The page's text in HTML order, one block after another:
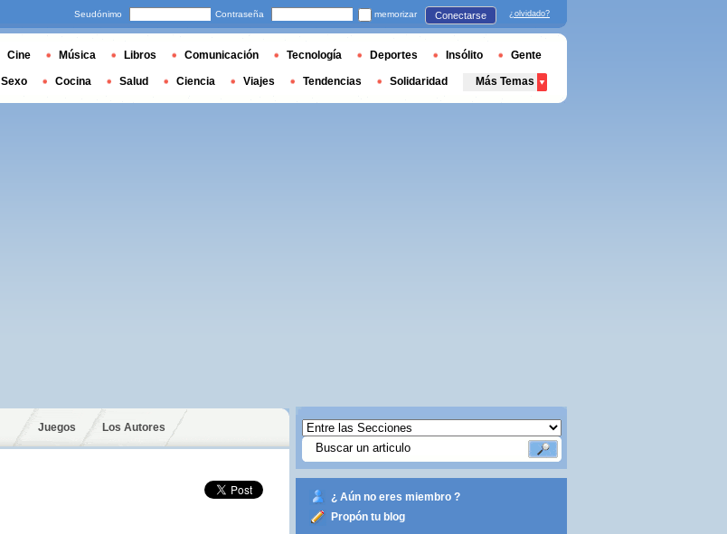
Juegos Los Autores
¿ Aún no eres miembro ?
Propón tu blog
Seudónimo Contraseña memorizar Conectarse ¿olvidado?
Cine Música Libros Comunicación Tecnología Deportes Insólito Gente
Sexo Cocina Salud Ciencia Viajes Tendencias Solidaridad Más Temas